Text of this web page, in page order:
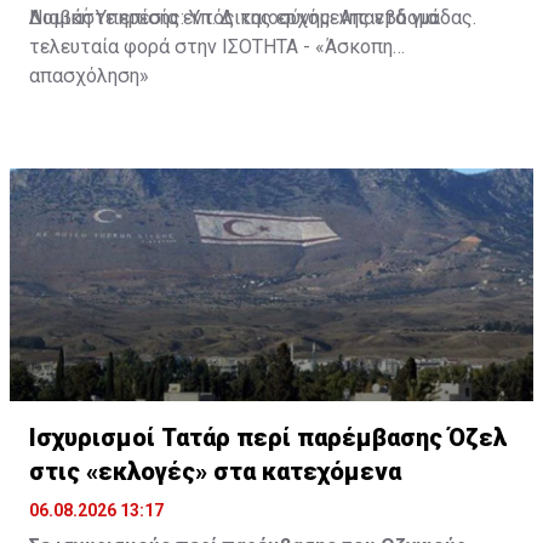
Νομική Υπηρεσία εντός της ερχόμενης εβδομάδας.
Διαβάστε επίσης:Υπ. Δικαιοσύνης: Απαντά για
τελευταία φορά στην ΙΣΟΤΗΤΑ - «Άσκοπη
απασχόληση»
Ισχυρισμοί Τατάρ περί παρέμβασης Όζελ
στις «εκλογές» στα κατεχόμενα
06.08.2026 13:17